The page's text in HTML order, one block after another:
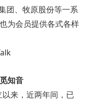
团、牧原股份等一系
为会员提供各式各样
知音
以来，近两年间，已